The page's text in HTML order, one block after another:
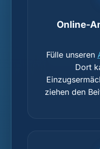
Online-
Fülle unseren
Dort
ziehen den